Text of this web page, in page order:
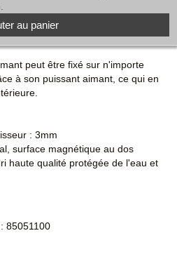
au panier
peut être fixé sur n'importe
à son puissant aimant, ce qui en
: 3mm
surface magnétique au dos
haute qualité protégée de l'eau et
: 85051100